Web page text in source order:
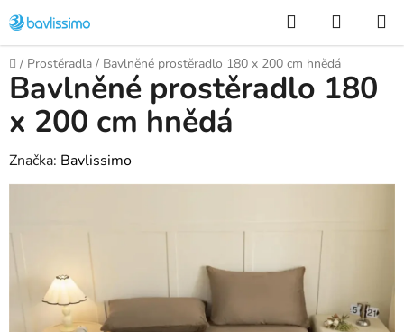
na
obsah
Hledat
KOŠÍK
Domů
/ Prostěradla / Bavlněné prostěradlo 180 x 200 cm hnědá
Bavlněné prostěradlo 180
x 200 cm hnědá
Značka: Bavlissimo